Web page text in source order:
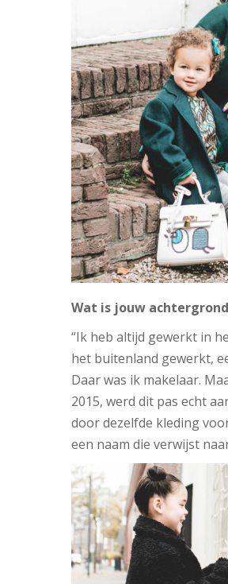
Wat is jouw
“Ik heb altijd gewerkt in
het buitenland gewerkt,
Daar was ik makelaar.
2015, werd dit pas echt
door dezelfde kleding
een naam die verwijst